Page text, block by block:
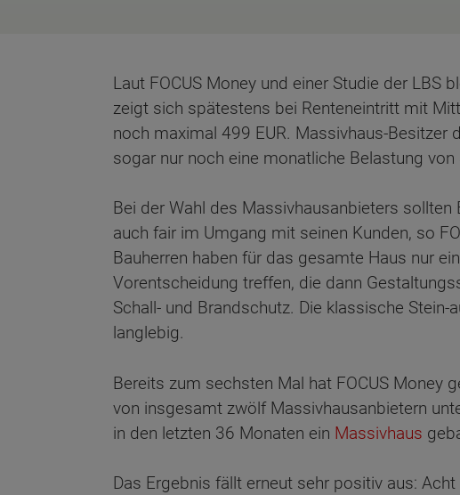
Laut FOCUS Money und einer Studie der
zeigt sich spätestens bei Renteneintritt mit
noch maximal 499 EUR. Massivhaus-
sogar nur noch eine monatliche Belastung
Bei der Wahl des Massivhausanbieters
auch fair im Umgang mit seinen Kunden, so
Bauherren haben für das gesamte Haus nur
Vorentscheidung treffen, die dann
Schall- und Brandschutz. Die klassische
langlebig.
Bereits zum sechsten Mal hat FOCUS Money
von insgesamt zwölf Massivhausanbietern
in den letzten 36 Monaten ein Massivhaus
Das Ergebnis fällt erneut sehr positiv aus:
Wonach möchten